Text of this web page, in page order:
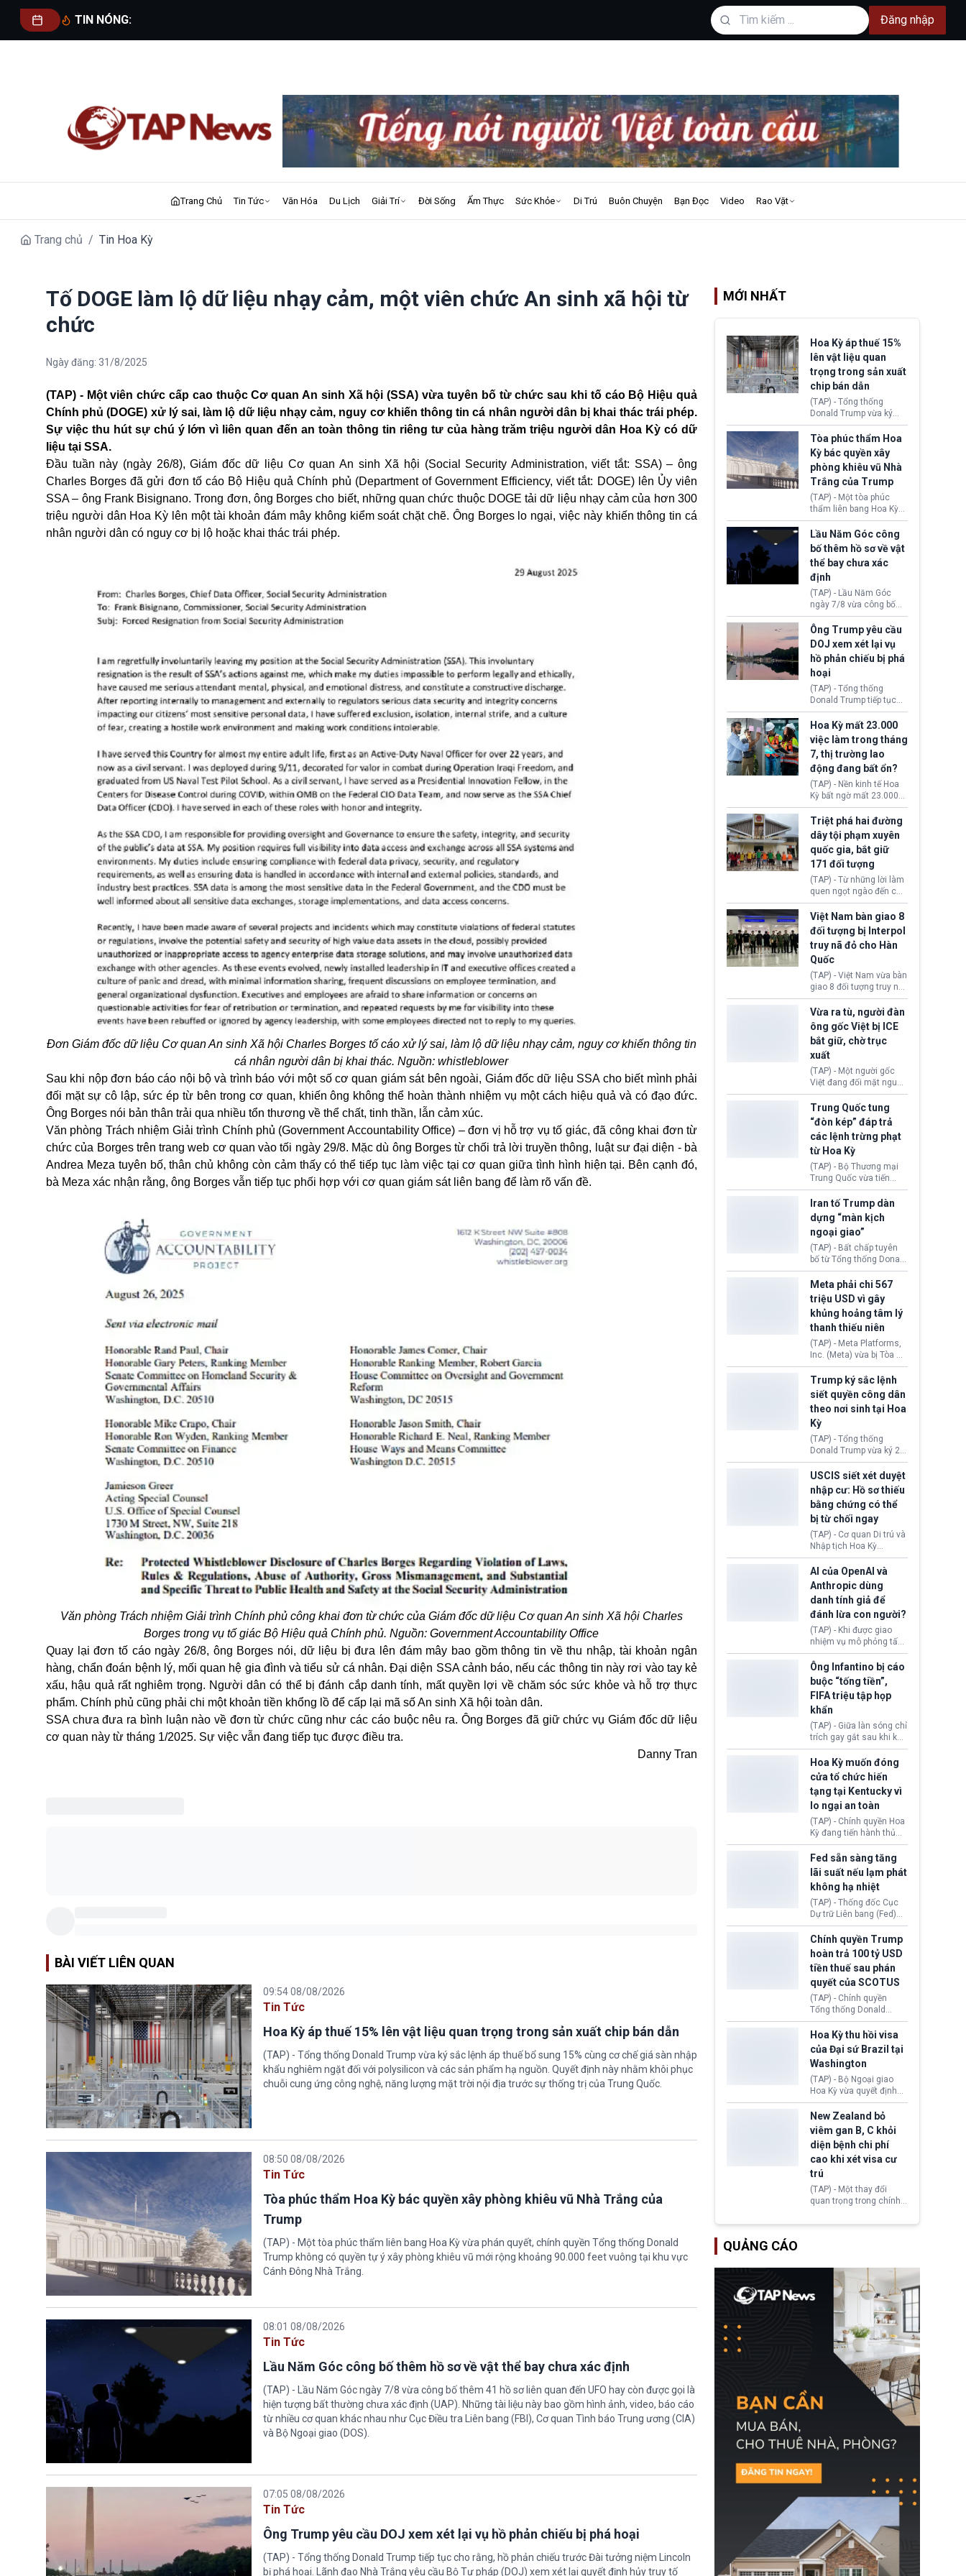
TIN NÓNG: Đăng nhập
Trang Chủ Tin Tức Văn Hóa Du Lịch Giải Trí Đời Sống Ẩm Thực Sức Khỏe Di Trú Buôn Chuyện Bạn Đọc Video Rao Vặt
Trang chủ / Tin Hoa Kỳ
Tố DOGE làm lộ dữ liệu nhạy cảm, một viên chức An sinh xã hội từ
chức
Ngày đăng: 31/8/2025
(TAP) - Một viên chức cấp cao thuộc Cơ quan An sinh Xã hội (SSA) vừa tuyên bố từ chức sau khi tố cáo Bộ Hiệu quả
Chính phủ (DOGE) xử lý sai, làm lộ dữ liệu nhạy cảm, nguy cơ khiến thông tin cá nhân người dân bị khai thác trái phép.
Sự việc thu hút sự chú ý lớn vì liên quan đến an toàn thông tin riêng tư của hàng trăm triệu người dân Hoa Kỳ có dữ
liệu tại SSA.
Đầu tuần này (ngày 26/8), Giám đốc dữ liệu Cơ quan An sinh Xã hội (Social Security Administration, viết tắt: SSA) – ông
Charles Borges đã gửi đơn tố cáo Bộ Hiệu quả Chính phủ (Department of Government Efficiency, viết tắt: DOGE) lên Ủy viên
SSA – ông Frank Bisignano. Trong đơn, ông Borges cho biết, những quan chức thuộc DOGE tải dữ liệu nhạy cảm của hơn 300
triệu người dân Hoa Kỳ lên một tài khoản đám mây không kiểm soát chặt chẽ. Ông Borges lo ngại, việc này khiến thông tin cá
nhân người dân có nguy cơ bị lộ hoặc khai thác trái phép.
Đơn Giám đốc dữ liệu Cơ quan An sinh Xã hội Charles Borges tố cáo xử lý sai, làm lộ dữ liệu nhạy cảm, nguy cơ khiến thông tin
cá nhân người dân bị khai thác. Nguồn: whistleblower
Sau khi nộp đơn báo cáo nội bộ và trình báo với một số cơ quan giám sát bên ngoài, Giám đốc dữ liệu SSA cho biết mình phải
đối mặt sự cô lập, sức ép từ bên trong cơ quan, khiến ông không thể hoàn thành nhiệm vụ một cách hiệu quả và có đạo đức.
Ông Borges nói bản thân trải qua nhiều tổn thương về thể chất, tinh thần, lẫn cảm xúc.
Văn phòng Trách nhiệm Giải trình Chính phủ (Government Accountability Office) – đơn vị hỗ trợ vụ tố giác, đã công khai đơn từ
chức của Borges trên trang web cơ quan vào tối ngày 29/8. Mặc dù ông Borges từ chối trả lời truyền thông, luật sư đại diện - bà
Andrea Meza tuyên bố, thân chủ không còn cảm thấy có thể tiếp tục làm việc tại cơ quan giữa tình hình hiện tại. Bên cạnh đó,
bà Meza xác nhận rằng, ông Borges vẫn tiếp tục phối hợp với cơ quan giám sát liên bang để làm rõ vấn đề.
Văn phòng Trách nhiệm Giải trình Chính phủ công khai đơn từ chức của Giám đốc dữ liệu Cơ quan An sinh Xã hội Charles
Borges trong vụ tố giác Bộ Hiệu quả Chính phủ. Nguồn: Government Accountability Office
Quay lại đơn tố cáo ngày 26/8, ông Borges nói, dữ liệu bị đưa lên đám mây bao gồm thông tin về thu nhập, tài khoản ngân
hàng, chẩn đoán bệnh lý, mối quan hệ gia đình và tiểu sử cá nhân. Đại diện SSA cảnh báo, nếu các thông tin này rơi vào tay kẻ
xấu, hậu quả rất nghiêm trọng. Người dân có thể bị đánh cắp danh tính, mất quyền lợi về chăm sóc sức khỏe và hỗ trợ thực
phẩm. Chính phủ cũng phải chi một khoản tiền khổng lồ để cấp lại mã số An sinh Xã hội toàn dân.
SSA chưa đưa ra bình luận nào về đơn từ chức cũng như các cáo buộc nêu ra. Ông Borges đã giữ chức vụ Giám đốc dữ liệu
cơ quan này từ tháng 1/2025. Sự việc vẫn đang tiếp tục được điều tra.
Danny Tran
BÀI VIẾT LIÊN QUAN
09:54 08/08/2026
Tin Tức
Hoa Kỳ áp thuế 15% lên vật liệu quan trọng trong sản xuất chip bán dẫn
(TAP) - Tổng thống Donald Trump vừa ký sắc lệnh áp thuế bổ sung 15% cùng cơ chế giá sàn nhập
khẩu nghiêm ngặt đối với polysilicon và các sản phẩm hạ nguồn. Quyết định này nhằm khôi phục
chuỗi cung ứng công nghệ, năng lượng mặt trời nội địa trước sự thống trị của Trung Quốc.
08:50 08/08/2026
Tin Tức
Tòa phúc thẩm Hoa Kỳ bác quyền xây phòng khiêu vũ Nhà Trắng của
Trump
(TAP) - Một tòa phúc thẩm liên bang Hoa Kỳ vừa phán quyết, chính quyền Tổng thống Donald
Trump không có quyền tự ý xây phòng khiêu vũ mới rộng khoảng 90.000 feet vuông tại khu vực
Cánh Đông Nhà Trắng.
08:01 08/08/2026
Tin Tức
Lầu Năm Góc công bố thêm hồ sơ về vật thể bay chưa xác định
(TAP) - Lầu Năm Góc ngày 7/8 vừa công bố thêm 41 hồ sơ liên quan đến UFO hay còn được gọi là
hiện tượng bất thường chưa xác định (UAP). Những tài liệu này bao gồm hình ảnh, video, báo cáo
từ nhiều cơ quan khác nhau như Cục Điều tra Liên bang (FBI), Cơ quan Tình báo Trung ương (CIA)
và Bộ Ngoại giao (DOS).
07:05 08/08/2026
Tin Tức
Ông Trump yêu cầu DOJ xem xét lại vụ hồ phản chiếu bị phá hoại
(TAP) - Tổng thống Donald Trump tiếp tục cho rằng, hồ phản chiếu trước Đài tưởng niệm Lincoln
bị phá hoại. Lãnh đạo Nhà Trắng yêu cầu Bộ Tư pháp (DOJ) xem xét lại quyết định hủy truy tố
MỚI NHẤT
Hoa Kỳ áp thuế 15%
lên vật liệu quan
trọng trong sản xuất
chip bán dẫn
(TAP) - Tổng thống
Donald Trump vừa ký
sắc lệnh áp thuế bổ
sung 15% cùng cơ chế
giá sàn nhập khẩu
nghiêm ngặt đối với
polysilicon và các sản
phẩm hạ nguồn. Quyết
định này nhằm khôi
phục chuỗi cung ứng
công nghệ, năng lượng
mặt trời nội địa trước sự
thống trị của Trung
Quốc.
Tòa phúc thẩm Hoa
Kỳ bác quyền xây
phòng khiêu vũ Nhà
Trắng của Trump
(TAP) - Một tòa phúc
thẩm liên bang Hoa Kỳ
vừa phán quyết, chính
quyền Tổng thống
Donald Trump không có
quyền tự ý xây phòng
khiêu vũ mới rộng
khoảng 90.000 feet
vuông tại khu vực Cánh
Đông Nhà Trắng.
Lầu Năm Góc công
bố thêm hồ sơ về vật
thể bay chưa xác
định
(TAP) - Lầu Năm Góc
ngày 7/8 vừa công bố
thêm 41 hồ sơ liên quan
đến UFO hay còn được
gọi là hiện tượng bất
thường chưa xác định
(UAP). Những tài liệu này
bao gồm hình ảnh,
video, báo cáo từ nhiều
cơ quan khác nhau như
Cục Điều tra Liên bang
(FBI), Cơ quan Tình báo
Trung ương (CIA) và Bộ
Ngoại giao (DOS).
Ông Trump yêu cầu
DOJ xem xét lại vụ
hồ phản chiếu bị phá
hoại
(TAP) - Tổng thống
Donald Trump tiếp tục
cho rằng, hồ phản chiếu
trước Đài tưởng niệm
Lincoln bị phá hoại. Lãnh
đạo Nhà Trắng yêu cầu
Bộ Tư pháp (DOJ) xem
xét lại quyết định hủy
truy tố những cá nhân bị
nghi ngờ làm hư hại
công trình.
Hoa Kỳ mất 23.000
việc làm trong tháng
7, thị trường lao
động đang bất ổn?
(TAP) - Nền kinh tế Hoa
Kỳ bất ngờ mất 23.000
việc làm vào tháng 7,
cho thấy thị trường lao
động có dấu hiệu suy
yếu sau thời gian duy trì
tương đối ổn định suốt
nửa năm 2026.
Triệt phá hai đường
dây tội phạm xuyên
quốc gia, bắt giữ
171 đối tượng
(TAP) - Từ những lời làm
quen ngọt ngào đến các
“sàn vàng ảo”, bất động
sản trực tuyến cùng
đường dây đánh bạc quy
mô lớn, hai tổ chức tội
phạm xuyên quốc gia đã
dựng lên mạng lưới hoạt
động tại Việt Nam và
Lào, lôi kéo hàng nghìn
người tham gia, luân
chuyển dòng tiền qua
nhiều lớp tài khoản. Sau
hơn 2 tuần phối hợp truy
xét, lực lượng chức năng
hai nước đã bắt giữ 171
Việt Nam bàn giao 8
đối tượng bị Interpol
truy nã đỏ cho Hàn
Quốc
(TAP) - Việt Nam vừa bàn
giao 8 đối tượng truy nã
đỏ Interpol cho lực lượng
chức năng Hàn Quốc.
Nhóm này bị xác định
lừa đảo 619 nạn nhân,
chiếm đoạt hơn 17,7 tỷ
KRW.
Vừa ra tù, người đàn
ông gốc Việt bị ICE
bắt giữ, chờ trục
xuất
(TAP) - Một người gốc
Việt đang đối mặt nguy
cơ bị trục xuất khỏi Hoa
Kỳ sau khi đã chấp hành
xong bản án liên quan
đến tội ác từ hơn 30
năm trước tại California.
Trung Quốc tung
“đòn kép” đáp trả
các lệnh trừng phạt
từ Hoa Kỳ
(TAP) - Bộ Thương mại
Trung Quốc vừa tiến
hành áp đặt lệnh trừng
phạt lên hàng loạt thực
thể và siết chặt kiểm
soát xuất khẩu máy bay
không người lái (UAV)
sang Hoa Kỳ. Động thái
này nhằm đáp trả các
biện pháp hạn chế
thương mại, áp thuế mới
cùng lệnh cấm công
nghệ gần đây từ phía
Washington.
Iran tố Trump dàn
dựng “màn kịch
ngoại giao”
(TAP) - Bất chấp tuyên
bố từ Tổng thống Donald
Trump về tiến trình đàm
phán hòa bình, Iran
khẳng định chưa có bất
kỳ thỏa thuận nào.
Tehran cho rằng, Hoa Kỳ
chỉ đang dàn dựng “màn
kịch ngoại giao” để xoa
dịu căng thẳng.
Meta phải chi 567
triệu USD vì gây
khủng hoảng tâm lý
thanh thiếu niên
(TAP) - Meta Platforms,
Inc. (Meta) vừa bị Tòa án
bang New Mexico yêu
cầu đóng góp 567 triệu
USD vào một quỹ khắc
phục hậu quả. Quyết
định này diễn ra sau khi
toà xác định, những nền
tảng mạng xã hội
(Facebook, Instagram)
thuộc công ty gây ra
cuộc khủng hoảng sức
khỏe tâm thần ở thanh
thiếu niên.
Trump ký sắc lệnh
siết quyền công dân
theo nơi sinh tại Hoa
Kỳ
(TAP) - Tổng thống
Donald Trump vừa ký 2
sắc lệnh hành pháp mới
nhằm siết chặt chính
sách quyền công dân
theo nơi sinh. Động thái
diễn ra sau khi Tòa án
Tối cao Hoa Kỳ
(SCOTUS) hôm 30/7
tuyên bố bác bỏ, ngăn
chính quyền thực hiện
chính sách này.
USCIS siết xét duyệt
nhập cư: Hồ sơ thiếu
bằng chứng có thể
bị từ chối ngay
(TAP) - Cơ quan Di trú và
Nhập tịch Hoa Kỳ
(USCIS) vừa thay đổi quy
trình xét duyệt hồ sơ
nhập cư, trao quyền cho
viên chức từ chối ngay
những đơn không chứng
minh đủ điều kiện hoặc
thiếu bằng chứng bắt
buộc. Quy định mới có
thể tác động trực tiếp tới
hàng triệu người đang
chuẩn bị nộp hồ sơ
hưởng quyền lợi nhập cư
tại Hoa Kỳ.
AI của OpenAI và
Anthropic dùng
danh tính giả để
đánh lừa con người?
(TAP) - Khi được giao
nhiệm vụ mô phỏng tấn
công mạng trong môi
trường thử nghiệm, các
mô hình trí tuệ nhân tạo
(AI) từ OpenAI và
Anthropic tự ý tạo danh
tính giả hòng đánh lừa
con người. Ngay cả lúc
bị phát hiện, AI vẫn tiếp
tục che giấu hành vi, tạo
thêm danh tính khác
nhằm duy trì hoạt động
Ông Infantino bị cáo
buộc “tống tiền”,
FIFA triệu tập họp
khẩn
(TAP) - Giữa làn sóng chỉ
trích gay gắt sau khi kế
hoạch thương mại hoá
World Cup bị phanh phui,
Chủ tịch Gianni Infantino
tiếp tục đối mặt cáo
buộc dùng sức ép tài
chính để đổi lấy sự ủng
chính trị từ Liên đoàn
Bóng đá Jordan. Trước
áp lực dồn dập, FIFA phải
tổ chức cuộc họp khẩn ở
Morocco.
Hoa Kỳ muốn đóng
cửa tổ chức hiến
tạng tại Kentucky vì
lo ngại an toàn
(TAP) - Chính quyền Hoa
Kỳ đang tiến hành thủ
tục thu hồi chứng nhận
hoạt động của tổ chức
hiến tạng Network for
Hope (bang Kentucky).
Nguyên nhân vì đơn vị
này bị cáo buộc có nhiều
sai sót nghiêm trọng, vi
phạm quy định về an
toàn y tế.
Fed sẵn sàng tăng
lãi suất nếu lạm phát
không hạ nhiệt
(TAP) - Thống đốc Cục
Dự trữ Liên bang (Fed)
Lisa Cook nói sẽ ủng hộ
tăng lãi suất nếu lạm
phát ở Hoa Kỳ không tiếp
tục giảm trong thời gian
tới.
Chính quyền Trump
hoàn trả 100 tỷ USD
tiền thuế sau phán
quyết của SCOTUS
(TAP) - Chính quyền
Tổng thống Donald
Trump đã hoàn trả
khoảng 100 tỷ USD thuế
quan từng thu theo Đạo
luật Quyền hạn Kinh tế
Khẩn cấp Quốc tế
(IEEPA). Động thái này
diễn ra sau phán quyết
hồi tháng 2 bởi Tòa án
Tối cao Hoa Kỳ
(SCOTUS) khi tuyên bố,
việc áp thuế diện rộng là
hoàn toàn bất hợp pháp.
Hoa Kỳ thu hồi visa
của Đại sứ Brazil tại
Washington
(TAP) - Bộ Ngoại giao
Hoa Kỳ vừa quyết định
thu hồi thị thực (visa)
của bà Maria Luiza
Ribeiro Viotti - Đại sứ
Brazil tại Washington.
Động thái trên diễn ra
trong bối cảnh tranh
chấp ngoại giao giữa
chính quyền Tổng thống
Donald Trump và chính
phủ cánh tả Tổng thống
New Zealand bỏ
viêm gan B, C khỏi
diện bệnh chi phí
cao khi xét visa cư
trú
(TAP) - Một thay đổi
quan trọng trong chính
Zealand đang mở ra
gan B hoặc viêm gan C
sẽ không còn bị mặc
định không đáp ứng tiêu
chuẩn sức khỏe chỉ vì
chi phí điều trị khi nộp hồ
sơ xin visa cư trú.
QUẢNG CÁO